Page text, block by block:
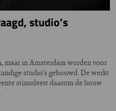
studio’s
maar in Amsterdam worden voor
studio’s gebouwd. De werkt
stimuleert daarom de bouw